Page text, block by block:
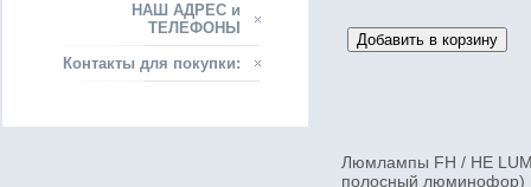
Люмлампы FH / HE
полосный люминофор)
НАШ АДРЕС и
ТЕЛЕФОНЫ
Контакты для покупки: